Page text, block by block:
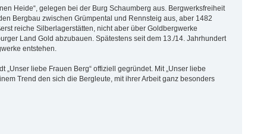
Heide“, gelegen bei der Burg Schaumberg aus. Bergwerksfreiheit
Bergbau zwischen Grümpental und Rennsteig aus, aber 1482
reiche Silberlagerstätten, nicht aber über Goldbergwerke
Land Gold abzubauen. Spätestens seit dem 13./14. Jahrhundert
entstehen.
liebe Frauen Berg“ offiziell gegründet. Mit „Unser liebe
Trend den sich die Bergleute, mit ihrer Arbeit ganz besonders